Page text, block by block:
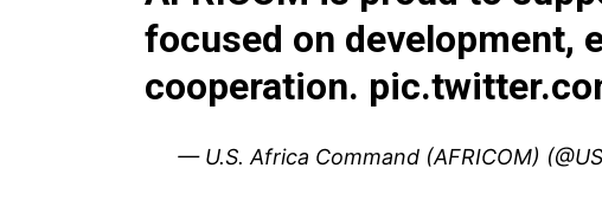
focused on development,
cooperation.
— U.S. Africa Command (AFRICOM)